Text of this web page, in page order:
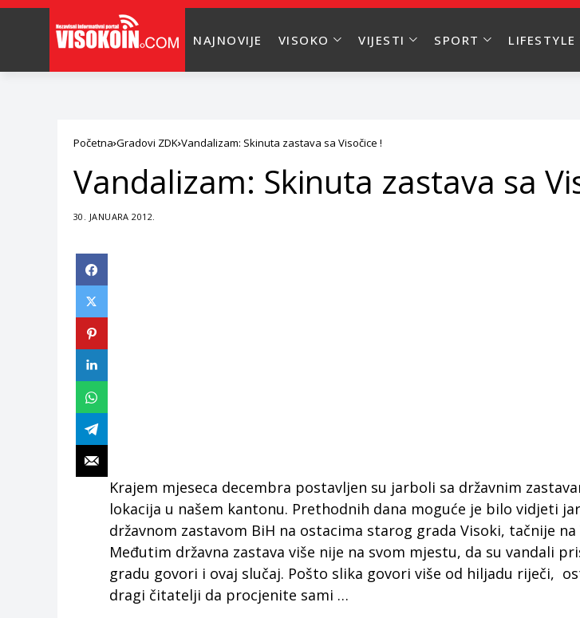
NAJNOVIJE VISOKO VIJESTI SPORT LIFESTYLE
Početna Gradovi ZDK Vandalizam: Skinuta zastava sa Visočice !
Vandalizam: Skinuta zastava sa
30. JANUARA 2012.
Krajem mjeseca decembra postavljen su jarboli sa državnim
lokacija u našem kantonu. Prethodnih dana moguće je bilo vidjeti
državnom zastavom BiH na ostacima starog grada Visoki, tačnije na
Međutim državna zastava više nije na svom mjestu, da su vandali
gradu govori i ovaj slučaj. Pošto slika govori više od hiljadu riječi,
dragi čitatelji da procjenite sami …